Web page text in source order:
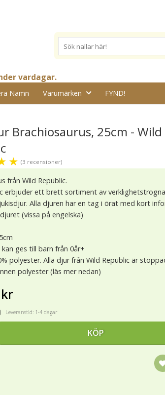
vardagar.
Namn Varumärken FYND!
Brachiosaurus, 25cm - Wild
★ (3 recensioner)
från Wild Republic.
erbjuder ett brett sortiment av
Alla djuren har en tag i örat med kort
(vissa på engelska)
ges till barn från 0år+
polyester. Alla djur från Wild Republic är
polyester (läs mer nedan)
Leveranstid: 1-4 dagar
KÖP